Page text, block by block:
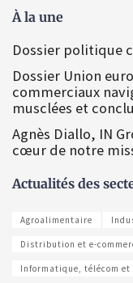
À la une
Dossier politique
Dossier Union
commerciaux
musclées et
Agnès Diallo, IN
cœur de notre
Actualités des
Agroalimentaire
Distribution et e-
Informatique, télécom et